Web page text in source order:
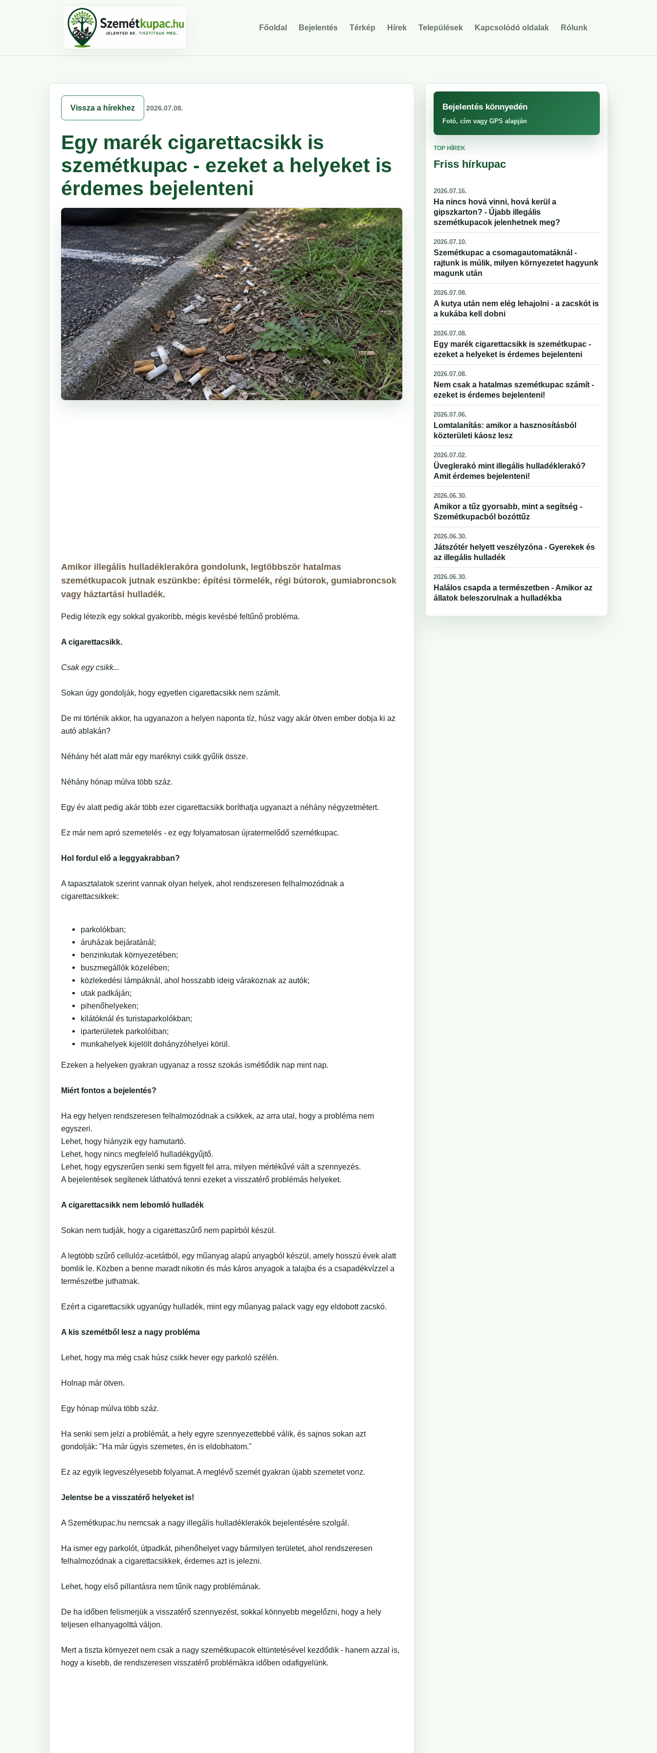
Főoldal Bejelentés Térkép Hírek Települések Kapcsolódó oldalak Rólunk
Vissza a hírekhez 2026.07.08.
Egy marék cigarettacsikk is
szemétkupac - ezeket a helyeket is
érdemes bejelenteni
Amikor illegális hulladéklerakóra gondolunk, legtöbbször hatalmas
szemétkupacok jutnak eszünkbe: építési törmelék, régi bútorok, gumiabroncsok
vagy háztartási hulladék.
Pedig létezik egy sokkal gyakoribb, mégis kevésbé feltűnő probléma.
A cigarettacsikk.
Csak egy csikk...
Sokan úgy gondolják, hogy egyetlen cigarettacsikk nem számít.
De mi történik akkor, ha ugyanazon a helyen naponta tíz, húsz vagy akár ötven ember dobja ki az
autó ablakán?
Néhány hét alatt már egy maréknyi csikk gyűlik össze.
Néhány hónap múlva több száz.
Egy év alatt pedig akár több ezer cigarettacsikk boríthatja ugyanazt a néhány négyzetmétert.
Ez már nem apró szemetelés - ez egy folyamatosan újratermelődő szemétkupac.
Hol fordul elő a leggyakrabban?
A tapasztalatok szerint vannak olyan helyek, ahol rendszeresen felhalmozódnak a
cigarettacsikkek:
parkolókban;
áruházak bejáratánál;
benzinkutak környezetében;
buszmegállók közelében;
közlekedési lámpáknál, ahol hosszabb ideig várakoznak az autók;
utak padkáján;
pihenőhelyeken;
kilátóknál és turistaparkolókban;
iparterületek parkolóiban;
munkahelyek kijelölt dohányzóhelyei körül.
Ezeken a helyeken gyakran ugyanaz a rossz szokás ismétlődik nap mint nap.
Miért fontos a bejelentés?
Ha egy helyen rendszeresen felhalmozódnak a csikkek, az arra utal, hogy a probléma nem
egyszeri.
Lehet, hogy hiányzik egy hamutartó.
Lehet, hogy nincs megfelelő hulladékgyűjtő.
Lehet, hogy egyszerűen senki sem figyelt fel arra, milyen mértékűvé vált a szennyezés.
A bejelentések segítenek láthatóvá tenni ezeket a visszatérő problémás helyeket.
A cigarettacsikk nem lebomló hulladék
Sokan nem tudják, hogy a cigarettaszűrő nem papírból készül.
A legtöbb szűrő cellulóz-acetátból, egy műanyag alapú anyagból készül, amely hosszú évek alatt
bomlik le. Közben a benne maradt nikotin és más káros anyagok a talajba és a csapadékvízzel a
természetbe juthatnak.
Ezért a cigarettacsikk ugyanúgy hulladék, mint egy műanyag palack vagy egy eldobott zacskó.
A kis szemétből lesz a nagy probléma
Lehet, hogy ma még csak húsz csikk hever egy parkoló szélén.
Holnap már ötven.
Egy hónap múlva több száz.
Ha senki sem jelzi a problémát, a hely egyre szennyezettebbé válik, és sajnos sokan azt
gondolják: "Ha már úgyis szemetes, én is eldobhatom."
Ez az egyik legveszélyesebb folyamat. A meglévő szemét gyakran újabb szemetet vonz.
Jelentse be a visszatérő helyeket is!
A Szemétkupac.hu nemcsak a nagy illegális hulladéklerakók bejelentésére szolgál.
Ha ismer egy parkolót, útpadkát, pihenőhelyet vagy bármilyen területet, ahol rendszeresen
felhalmozódnak a cigarettacsikkek, érdemes azt is jelezni.
Lehet, hogy első pillantásra nem tűnik nagy problémának.
De ha időben felismerjük a visszatérő szennyezést, sokkal könnyebb megelőzni, hogy a hely
teljesen elhanyagolttá váljon.
Mert a tiszta környezet nem csak a nagy szemétkupacok eltüntetésével kezdődik - hanem azzal is,
hogy a kisebb, de rendszeresen visszatérő problémákra időben odafigyelünk.
Bejelentés könnyedén
Fotó, cím vagy GPS alapján
TOP HÍREK
Friss hírkupac
2026.07.16.
Ha nincs hová vinni, hová kerül a
gipszkarton? - Újabb illegális
szemétkupacok jelenhetnek meg?
2026.07.10.
Szemétkupac a csomagautomatáknál -
rajtunk is múlik, milyen környezetet hagyunk
magunk után
2026.07.08.
A kutya után nem elég lehajolni - a zacskót is
a kukába kell dobni
2026.07.08.
Egy marék cigarettacsikk is szemétkupac -
ezeket a helyeket is érdemes bejelenteni
2026.07.08.
Nem csak a hatalmas szemétkupac számít -
ezeket is érdemes bejelenteni!
2026.07.06.
Lomtalanítás: amikor a hasznosításból
közterületi káosz lesz
2026.07.02.
Üveglerakó mint illegális hulladéklerakó?
Amit érdemes bejelenteni!
2026.06.30.
Amikor a tűz gyorsabb, mint a segítség -
Szemétkupacból bozóttűz
2026.06.30.
Játszótér helyett veszélyzóna - Gyerekek és
az illegális hulladék
2026.06.30.
Halálos csapda a természetben - Amikor az
állatok beleszorulnak a hulladékba